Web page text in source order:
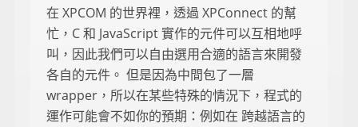
在 XPCOM 的世界裡，透過 XPConnect 的幫
忙，C 和 JavaScript 實作的元件可以互相地呼
叫，因此我們可以自由選用合適的語言來開發
各自的元件。 但是因為中間包了一層
wrapper，所以在某些特殊的情況下，程式的
運作可能會不如你的預期：例如在 跨越語言的